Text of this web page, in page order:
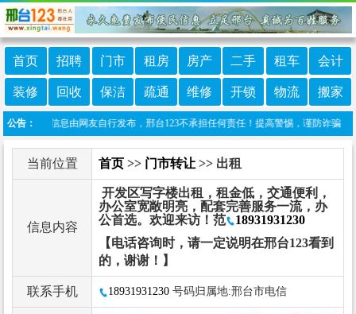
首页 招聘 门市 租房 房产 二手 租车 会计
装修 回收 保洁 疏通 维修 开锁 物流 搬家
公告：
：本栏目信息由网友自行发布，邢台123不承担任何责任！提高警惕，谨防诈骗！
当前位置 首页 >> 门市转让 >> 出租
信息内容
开发区写字楼出租，租金低，交通便利，
办公室宽敞明亮，配套完善服务一流，办
公首选。欢迎来访！范
18931931230
【电话咨询时，请一定说明在邢台123看到
的，谢谢！】
联系手机 18931931230 号码归属地:邢台市电信